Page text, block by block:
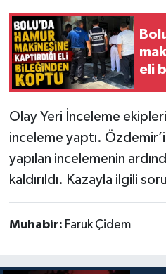
eli
Olay Yeri İnceleme
inceleme yaptı.
yapılan incelemenin
kaldırıldı. Kazayla ilgili
Muhabir: Faruk Çidem